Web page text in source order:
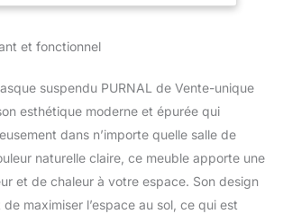
soft close et 2 niches de
vasque - L100 x
Meuble vasque Panneau
et dérivés de bois Naturel
clair Le style industriel
privilégie les matières
brutes comme le bois, le
béton et le métal et se
caractérise par un
et fonctionnel
suspendu PURNAL de Vente-unique
esthétique moderne et épurée qui
dans n’importe quelle salle de
naturelle claire, ce meuble apporte une
et de chaleur à votre espace. Son design
maximiser l’espace au sol, ce qui est